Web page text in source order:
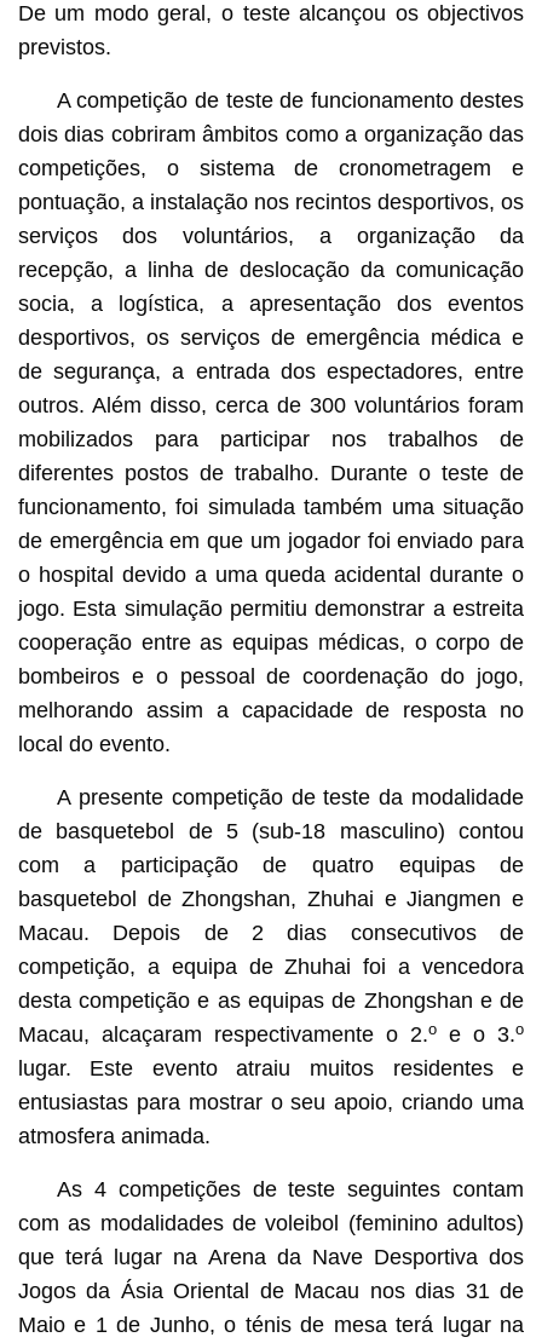
De um modo geral, o teste alcançou os objectivos
previstos.
A competição de teste de funcionamento destes
dois dias cobriram âmbitos como a organização das
competições, o sistema de cronometragem e
pontuação, a instalação nos recintos desportivos, os
serviços dos voluntários, a organização da
recepção, a linha de deslocação da comunicação
socia, a logística, a apresentação dos eventos
desportivos, os serviços de emergência médica e
de segurança, a entrada dos espectadores, entre
outros. Além disso, cerca de 300 voluntários foram
mobilizados para participar nos trabalhos de
diferentes postos de trabalho. Durante o teste de
funcionamento, foi simulada também uma situação
de emergência em que um jogador foi enviado para
o hospital devido a uma queda acidental durante o
jogo. Esta simulação permitiu demonstrar a estreita
cooperação entre as equipas médicas, o corpo de
bombeiros e o pessoal de coordenação do jogo,
melhorando assim a capacidade de resposta no
local do evento.
A presente competição de teste da modalidade
de basquetebol de 5 (sub-18 masculino) contou
com a participação de quatro equipas de
basquetebol de Zhongshan, Zhuhai e Jiangmen e
Macau. Depois de 2 dias consecutivos de
competição, a equipa de Zhuhai foi a vencedora
desta competição e as equipas de Zhongshan e de
Macau, alcaçaram respectivamente o 2.o e o 3.o
lugar. Este evento atraiu muitos residentes e
entusiastas para mostrar o seu apoio, criando uma
atmosfera animada.
As 4 competições de teste seguintes contam
com as modalidades de voleibol (feminino adultos)
que terá lugar na Arena da Nave Desportiva dos
Jogos da Ásia Oriental de Macau nos dias 31 de
Maio e 1 de Junho, o ténis de mesa terá lugar na